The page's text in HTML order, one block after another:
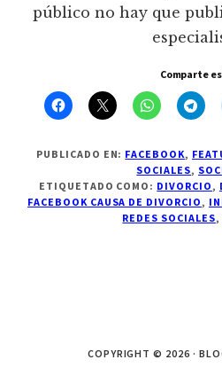
público no hay que
Comparte
PUBLICADO EN: FACEBOOK,
SOCIALES,
ETIQUETADO COMO: DIVORCIO ,
FACEBOOK CAUSA DE DIVORCIO ,
REDES SOCIALES,
COPYRIGHT © 2026 ·